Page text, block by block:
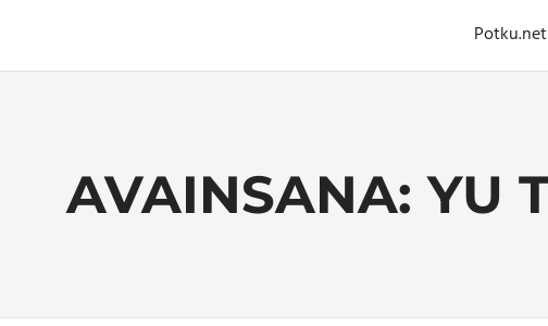
Potku.net
AVAINSANA:YU